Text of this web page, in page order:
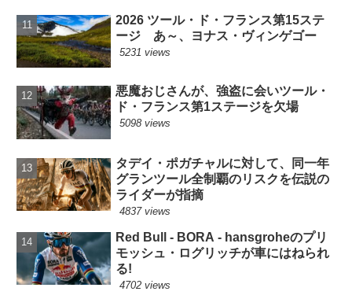
2026 ツール・ド・フランス第15ステ
ージ あ～、ヨナス・ヴィンゲゴー
5231 views
悪魔おじさんが、強盗に会いツール・
ド・フランス第1ステージを欠場
5098 views
タデイ・ポガチャルに対して、同一年
グランツール全制覇のリスクを伝説の
ライダーが指摘
4837 views
Red Bull - BORA - hansgroheのプリ
モッシュ・ログリッチが車にはねられ
る!
4702 views